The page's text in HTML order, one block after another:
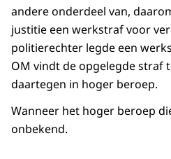
andere onderdeel van,
justitie een werkstraf voor
politierechter legde een
OM vindt de opgelegde straf
daartegen in hoger beroep.
Wanneer het hoger beroep
onbekend.